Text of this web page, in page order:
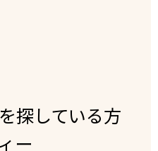
探している方
ー